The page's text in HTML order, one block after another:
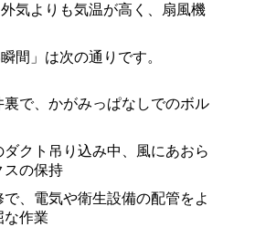
気よりも気温が高く、扇風機
間」は次の通りです。
で、かがみっぱなしでのボル
クト吊り込み中、風にあおら
スの保持
、電気や衛生設備の配管をよ
な作業